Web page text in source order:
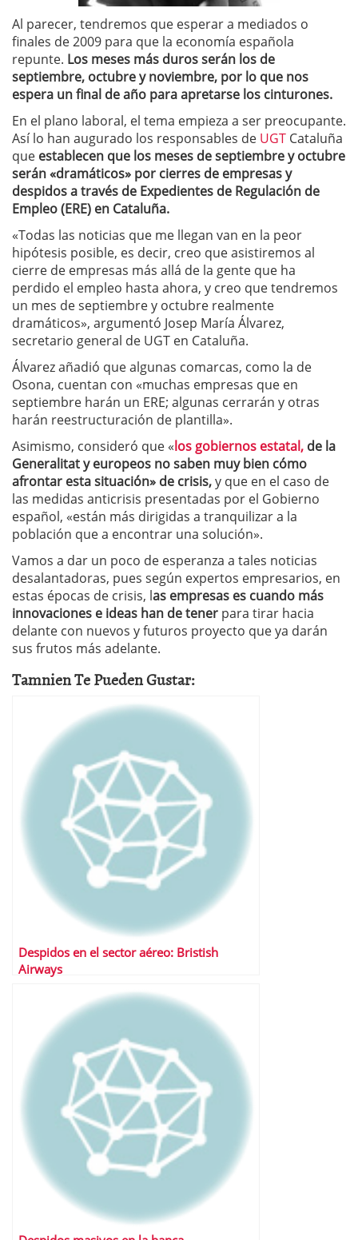
Al parecer, tendremos que esperar a mediados o
finales de 2009 para que la economía española
repunte. Los meses más duros serán los de
septiembre, octubre y noviembre, por lo que nos
espera un final de año para apretarse los cinturones.
En el plano laboral, el tema empieza a ser preocupante.
Así lo han augurado los responsables de UGT Cataluña
que establecen que los meses de septiembre y octubre
serán «dramáticos» por cierres de empresas y
despidos a través de Expedientes de Regulación de
Empleo (ERE) en Cataluña.
«Todas las noticias que me llegan van en la peor
hipótesis posible, es decir, creo que asistiremos al
cierre de empresas más allá de la gente que ha
perdido el empleo hasta ahora, y creo que tendremos
un mes de septiembre y octubre realmente
dramáticos», argumentó Josep María Álvarez,
secretario general de UGT en Cataluña.
Álvarez añadió que algunas comarcas, como la de
Osona, cuentan con «muchas empresas que en
septiembre harán un ERE; algunas cerrarán y otras
harán reestructuración de plantilla».
Asimismo, consideró que «los gobiernos estatal, de la
Generalitat y europeos no saben muy bien cómo
afrontar esta situación» de crisis,y que en el caso de
las medidas anticrisis presentadas por el Gobierno
español, «están más dirigidas a tranquilizar a la
población que a encontrar una solución».
Vamos a dar un poco de esperanza a tales noticias
desalantadoras, pues según expertos empresarios, en
estas épocas de crisis, las empresas es cuando más
innovaciones e ideas han de tener para tirar hacia
delante con nuevos y futuros proyecto que ya darán
sus frutos más adelante.
Tamnien Te Pueden Gustar:
Despidos en el sector aéreo: Bristish
Airways